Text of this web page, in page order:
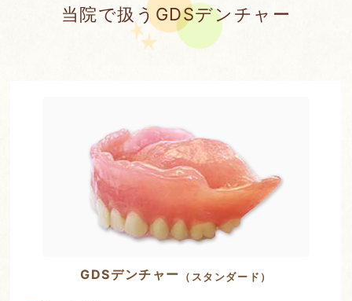
当院で扱うGDSデンチャー
GDSデンチャー （スタンダード）